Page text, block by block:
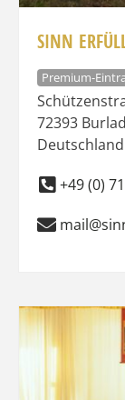
SINN
Premium-
72393
Deutschland
+49 (0)